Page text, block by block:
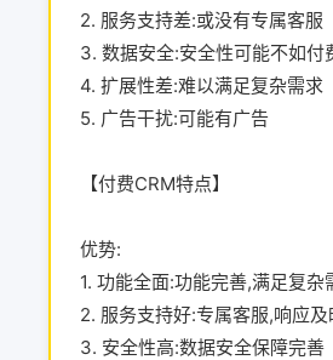
2. 服务支持差:或没有专属客服
3. 数据安全:安全性可能不如付
4. 扩展性差:难以满足复杂需求
5. 广告干扰:可能有广告
【付费CRM特点】
优势:
1. 功能全面:功能完善,满足复杂
2. 服务支持好:专属客服,响应及
3. 安全性高:数据安全保障完善